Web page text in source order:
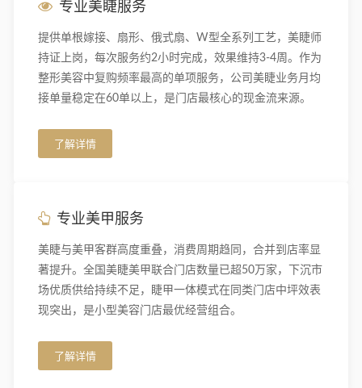
专业美睫服务
提供单根嫁接、扇形、俄式扇、W型全系列工艺，美睫师
持证上岗，每次服务约2小时完成，效果维持3-4周。作为
整形美容中复购频率最高的单项服务，公司美睫业务月均
接单量稳定在60单以上，是门店最核心的现金流来源。
了解详情
专业美甲服务
美睫与美甲客群高度重叠，消费周期趋同，合并到店率显
著提升。全国美睫美甲联合门店数量已超50万家，下沉市
场优质供给持续不足，睫甲一体模式在同类门店中坪效表
现突出，是小型美容门店最优经营组合。
了解详情